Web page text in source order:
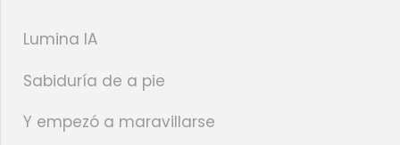
Lumina IA
Sabiduría de a pie
Y empezó a maravillarse